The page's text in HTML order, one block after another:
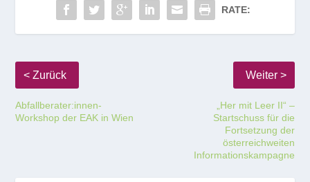
RATE:
Abfallberater:innen-
Workshop der EAK in Wien
„Her mit Leer II“ –
Startschuss für die
Fortsetzung der
österreichweiten
Informationskampagne